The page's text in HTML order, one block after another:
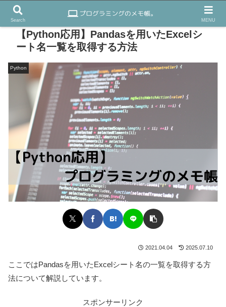
【Python応用】Pandasを用いたExcelシ
ート名一覧を取得する方法
Python
2021.04.04 2025.07.10
ここではPandasを用いたExcelシート名の一覧を取得する方
法について解説しています。
スポンサーリンク
Search MENU